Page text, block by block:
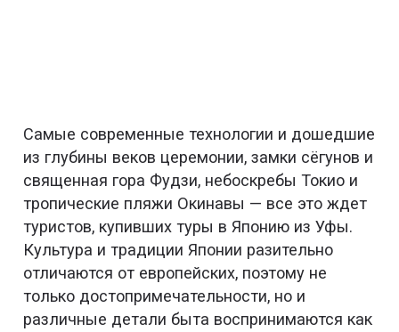
Самые современные технологии и дошедшие
из глубины веков церемонии, замки сёгунов и
священная гора Фудзи, небоскребы Токио и
тропические пляжи Окинавы — все это ждет
туристов, купивших туры в Японию из Уфы.
Культура и традиции Японии разительно
отличаются от европейских, поэтому не
только достопримечательности, но и
различные детали быта воспринимаются как